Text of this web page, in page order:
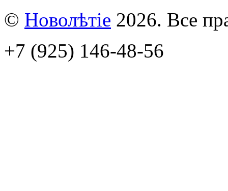
© Новолѣтiе 2026. Все
+7 (925) 146-48-56